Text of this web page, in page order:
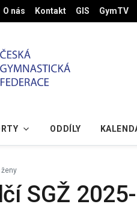
O nás Kontakt GIS GymTV
ODDÍLY
SGŽ